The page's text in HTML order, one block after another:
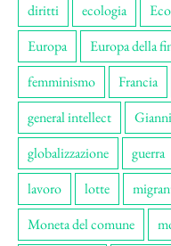
diritti
ecologia
Europa
Europa della
femminismo
Francia
general intellect
globalizzazione
guerra
lavoro
lotte
Moneta del comune